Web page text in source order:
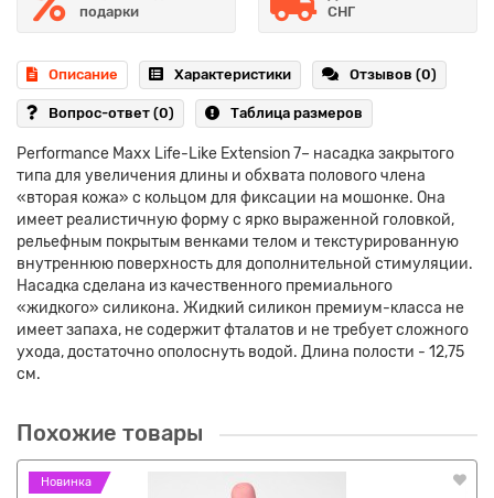
подарки
СНГ
Описание Характеристики Отзывов (0)
Вопрос-ответ (0) Таблица размеров
Performance Maxx Life-Like Extension 7– насадка закрытого
типа для увеличения длины и обхвата полового члена
«вторая кожа» с кольцом для фиксации на мошонке. Она
имеет реалистичную форму с ярко выраженной головкой,
рельефным покрытым венками телом и текстурированную
внутреннюю поверхность для дополнительной стимуляции.
Насадка сделана из качественного премиального
«жидкого» силикона. Жидкий силикон премиум-класса не
имеет запаха, не содержит фталатов и не требует сложного
ухода, достаточно ополоснуть водой. Длина полости - 12,75
см.
Похожие товары
Новинка